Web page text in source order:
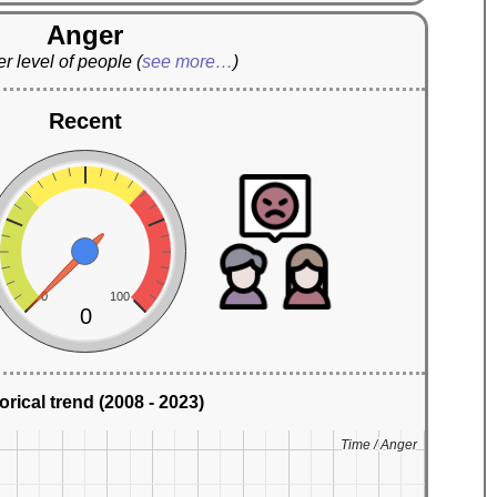
Anger
level of people(see more…)
Recent
0 100
0
trend (2008 - 2023)
Time / Anger
Time / Anger